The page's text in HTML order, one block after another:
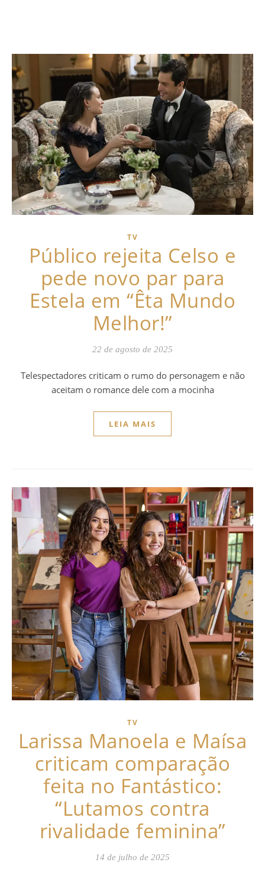
TV
Público rejeita Celso e
pede novo par para
Estela em “Êta Mundo
Melhor!”
22 de agosto de 2025
Telespectadores criticam o rumo do personagem e não
aceitam o romance dele com a mocinha
LEIA MAIS
TV
Larissa Manoela e Maísa
criticam comparação
feita no Fantástico:
“Lutamos contra
rivalidade feminina”
14 de julho de 2025